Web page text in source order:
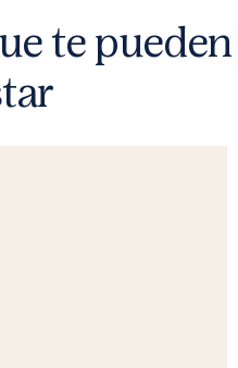
te pueden